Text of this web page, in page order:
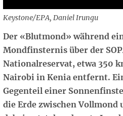
Keystone/EPA, Daniel Irungu
Der «Blutmond» während
Mondfinsternis über der
Nationalreservat, etwa 350
Nairobi in Kenia entfernt.
Gegenteil einer
die Erde zwischen Vollmond